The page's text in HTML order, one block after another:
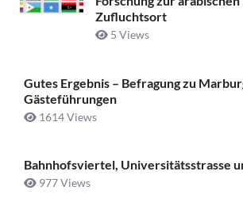
Zufluchtsort
5 Views
Gutes Ergebnis – Befragung zu
Gästeführungen
1614 Views
Bahnhofsviertel, Universitätsstrasse
977 Views